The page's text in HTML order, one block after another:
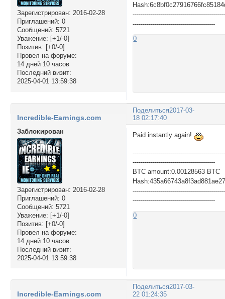
Зарегистрирован: 2016-02-28
Приглашений: 0
Сообщений: 5721
Уважение: [+1/-0]
Позитив: [+0/-0]
Провел на форуме:
14 дней 10 часов
Последний визит:
2025-04-01 13:59:38
-----------------------------------------
0
Поделиться2017-03-
18 02:17:40
Incredible-Earnings.com
Заблокирован
Зарегистрирован: 2016-02-28
Приглашений: 0
Сообщений: 5721
Уважение: [+1/-0]
Позитив: [+0/-0]
Провел на форуме:
14 дней 10 часов
Последний визит:
2025-04-01 13:59:38
Paid instantly again!
-----------------------------------------
BTC amount:0.00128563 BTC
-----------------------------------------
0
Поделиться2017-03-
22 01:24:35
Incredible-Earnings.com